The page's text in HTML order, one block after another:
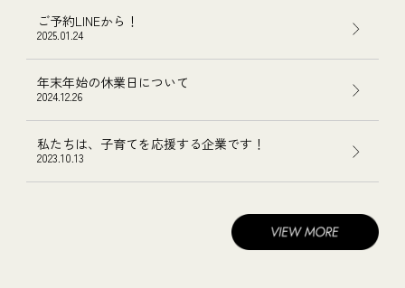
ご予約LINEから！
2025.01.24
年末年始の休業日について
2024.12.26
私たちは、子育てを応援する企業です！
2023.10.13